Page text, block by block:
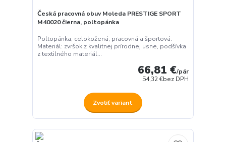
Česká pracovná obuv Moleda PRESTIGE SPORT
M40020 čierna, poltopánka
Poltopánka, celokožená, pracovná a športová.
Materiál: zvršok z kvalitnej prírodnej usne, podšívka
z textilného materiál...
66,81 €/pár
54,32 €bez DPH
Zvoliť variant